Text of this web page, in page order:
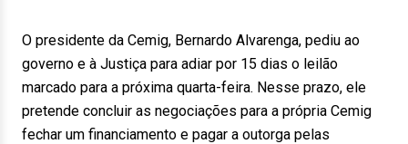
O presidente da Cemig, Bernardo Alvarenga, pediu ao
governo e à Justiça para adiar por 15 dias o leilão
marcado para a próxima quarta-feira. Nesse prazo, ele
pretende concluir as negociações para a própria Cemig
fechar um financiamento e pagar a outorga pelas